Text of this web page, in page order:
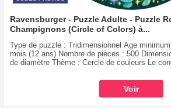
Ravensburger - Puzzle Adulte - Puzzle
Champignons (Circle of Colors) à...
Type de puzzle : Tridimensionnel Âge
mois (12 ans) Nombre de pièces : 500
de diamètre Thème : Cercle de couleurs Le
Voir